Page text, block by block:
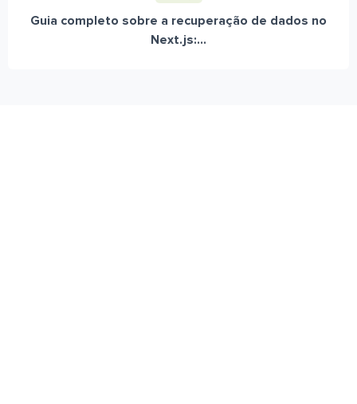
Guia completo sobre a recuperação de dados no
Next.js:...